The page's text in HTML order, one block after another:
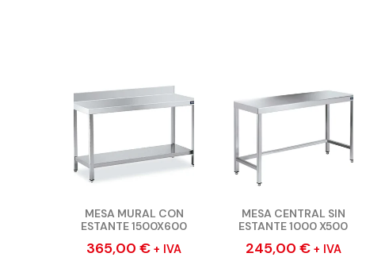
MESA MURAL CON
ESTANTE 1500X600
365,00 € + IVA
MESA CENTRAL SIN
ESTANTE 1000 X500
245,00 € + IVA